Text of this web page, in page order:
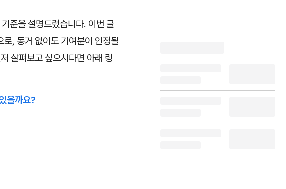
준을 설명드렸습니다. 이번 글
로, 동거 없이도 기여분이 인정될
살펴보고 싶으시다면 아래 링
을까요?